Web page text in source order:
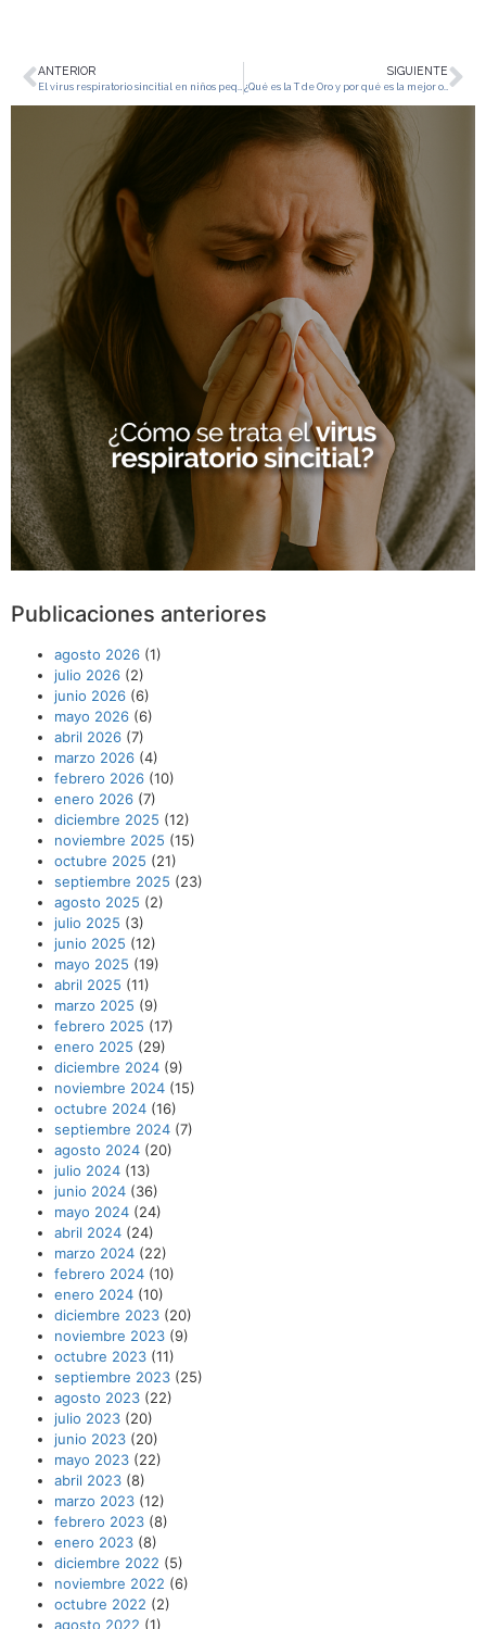
ANTERIOR SIGUIENTE
¿Qué es la T de Oro y por qué es la mejor opción para ti?
Publicaciones anteriores
agosto 2026 (1)
julio 2026 (2)
junio 2026 (6)
mayo 2026 (6)
abril 2026 (7)
marzo 2026 (4)
febrero 2026 (10)
enero 2026 (7)
diciembre 2025 (12)
noviembre 2025 (15)
octubre 2025 (21)
septiembre 2025 (23)
agosto 2025 (2)
julio 2025 (3)
junio 2025 (12)
mayo 2025 (19)
abril 2025 (11)
marzo 2025 (9)
febrero 2025 (17)
enero 2025 (29)
diciembre 2024 (9)
noviembre 2024 (15)
octubre 2024 (16)
septiembre 2024 (7)
agosto 2024 (20)
julio 2024 (13)
junio 2024 (36)
mayo 2024 (24)
abril 2024 (24)
marzo 2024 (22)
febrero 2024 (10)
enero 2024 (10)
diciembre 2023 (20)
noviembre 2023 (9)
octubre 2023 (11)
septiembre 2023 (25)
agosto 2023 (22)
julio 2023 (20)
junio 2023 (20)
mayo 2023 (22)
abril 2023 (8)
marzo 2023 (12)
febrero 2023 (8)
enero 2023 (8)
diciembre 2022 (5)
noviembre 2022 (6)
octubre 2022 (2)
agosto 2022 (1)